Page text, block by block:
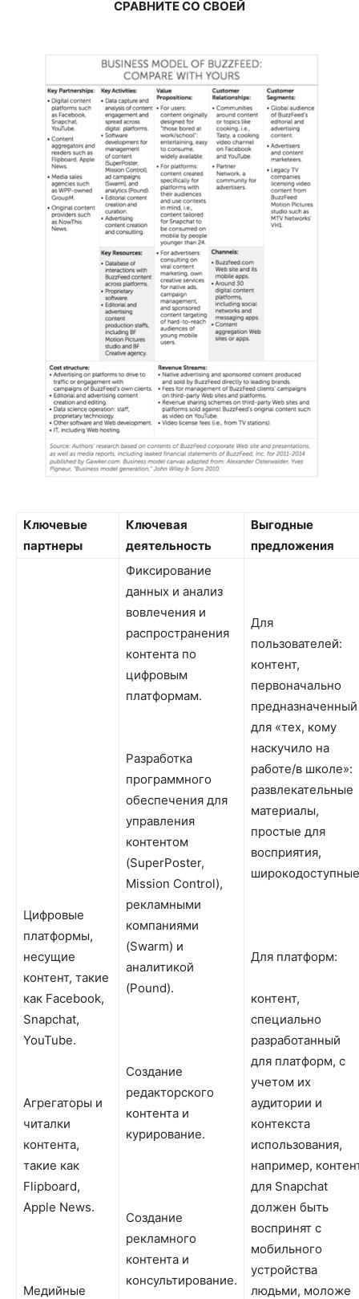
СРАВНИТЕ СО СВОЕЙ
Ключевые
партнеры
Ключевая
деятельность
Выгодные
предложения
Цифровые
платформы,
несущие
контент, такие
как Facebook,
Snapchat,
YouTube.
Агрегаторы и
читалки
контента,
такие как
Flipboard,
Apple News.
Медийные
Фиксирование
данных и анализ
вовлечения и
распространения
контента по
цифровым
платформам.
Разработка
программного
обеспечения для
управления
контентом
(SuperPoster,
Mission Control),
рекламными
компаниями
(Swarm) и
аналитикой
(Pound).
Создание
редакторского
контента и
курирование.
Создание
рекламного
контента и
консультирование.
Для
пользователей:
контент,
первоначально
предназначенный
для «тех, кому
наскучило на
работе/в школе»:
развлекательные
материалы,
простые для
восприятия,
Для платформ:
контент,
специально
разработанный
для платформ, с
учетом их
аудитории и
контекста
использования,
например,
для Snapchat
должен быть
воспринят с
мобильного
устройства
людьми, моложе